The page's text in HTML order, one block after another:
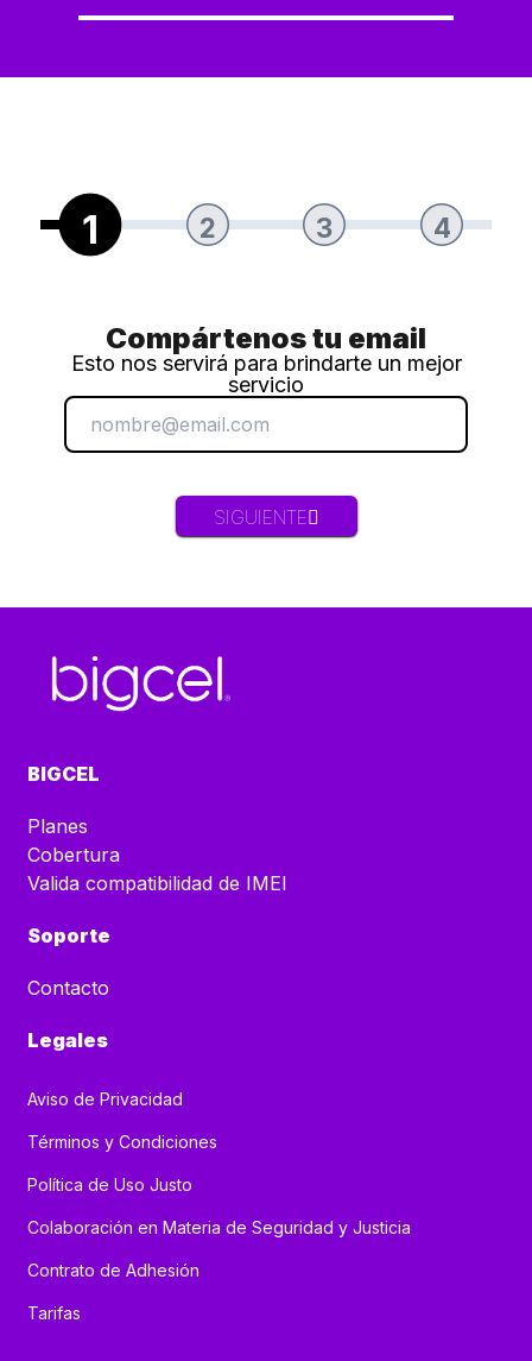
1 2 3 4
Compártenos tu email
Esto nos servirá para brindarte un mejor
servicio
SIGUIENTE
BIGCEL
Planes
Cobertura
Valida compatibilidad de IMEI
Soporte
Contacto
Legales
Aviso de Privacidad
Términos y Condiciones
Política de Uso Justo
Colaboración en Materia de Seguridad y Justicia
Contrato de Adhesión
Tarifas